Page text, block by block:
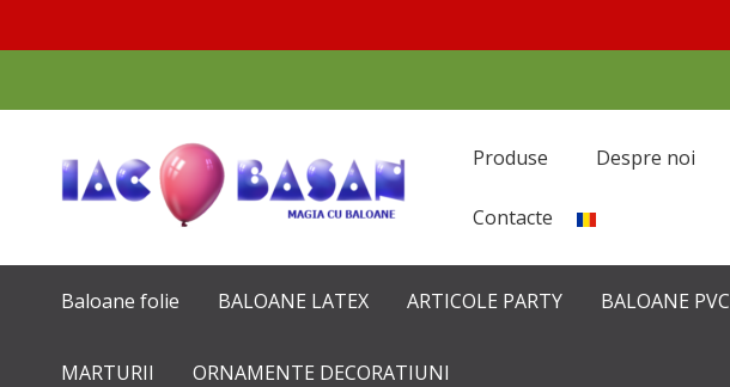
Produse Despre noi
Contacte
Baloane folie BALOANE LATEX ARTICOLE PARTY BALOANE PVC
MARTURII ORNAMENTE DECORATIUNI